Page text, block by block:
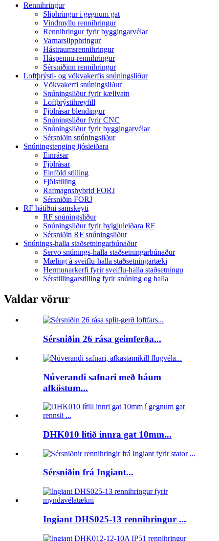
Rennihringur
Sliphringur í gegnum gat
Vindmyllu rennihringur
Rennihringur fyrir byggingarvélar
Varnarslipphringur
Hástraumsrennihringur
Háspennu-rennihringur
Sérsniðinn rennihringur
Loftþrýsti- og vökvakerfis snúningsliður
Vökvakerfi snúningsliður
Snúningsliður fyrir kælivatn
Loftþrýstihreyfill
Fjölrásar blendingur
Snúningsliður fyrir CNC
Snúningsliður fyrir byggingarvélar
Sérsniðin snúningsliður
Snúningstenging ljósleiðara
Einrásar
Fjölrásar
Einföld stilling
Fjölstilling
Rafmagnshybrid FORJ
Sérsniðin FORJ
RF hátíðni samskeyti
RF snúningsliður
Snúningsliður fyrir bylgjuleiðara RF
Sérsniðin RF snúningsliður
Snúnings-halla staðsetningarbúnaður
Servo snúnings-halla staðsetningarbúnaður
Mæling á sveiflu-halla staðsetningartæki
Hermunarkerfi fyrir sveiflu-halla staðsetningu
Sérstillingarstilling fyrir snúning og halla
Valdar vörur
Sérsniðin 26 rása geimferða...
Núverandi safnari með háum
afköstum...
DHK010 lítið innra gat 10mm...
Sérsniðin frá Ingiant...
Ingiant DHS025-13 rennihringur ...